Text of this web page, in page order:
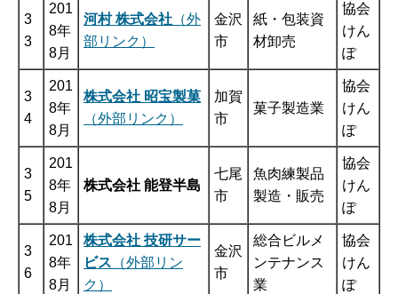
3
3
201
8年
8月
河村 株式会社 （外
部リンク）
金沢
市
紙・包装資
材卸売
協会
けん
ぽ
3
4
201
8年
8月
株式会社 昭宝製菓
（外部リンク）
加賀
市
菓子製造業
協会
けん
ぽ
3
5
201
8年
8月
株式会社 能登半島
七尾
市
魚肉練製品
製造・販売
協会
けん
ぽ
3
6
201
8年
8月
株式会社 技研サー
ビス （外部リン
ク）
金沢
市
総合ビルメ
ンテナンス
業
協会
けん
ぽ